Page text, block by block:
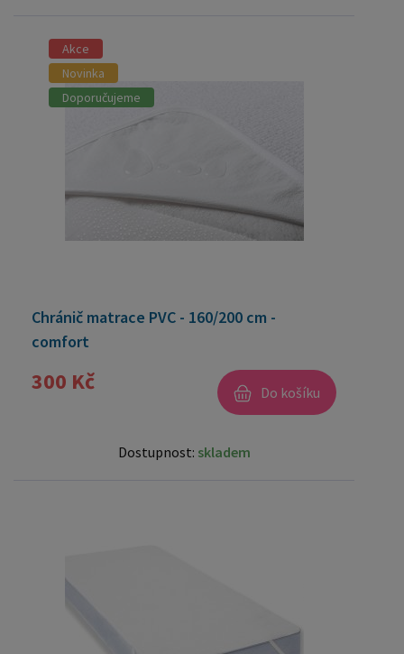
Akce
Novinka
Doporučujeme
Chránič matrace PVC - 160/200 cm -
comfort
300 Kč Do košíku
Dostupnost: skladem